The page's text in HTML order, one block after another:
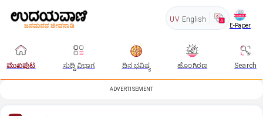
UV English
E-Paper
ಮುಖಪುಟ ಸುದ್ದಿ ವಿಭಾಗ ದಿನ ಭವಿಷ್ಯ ಹೊಂಗಿರಣ Search
ADVERTISEMENT